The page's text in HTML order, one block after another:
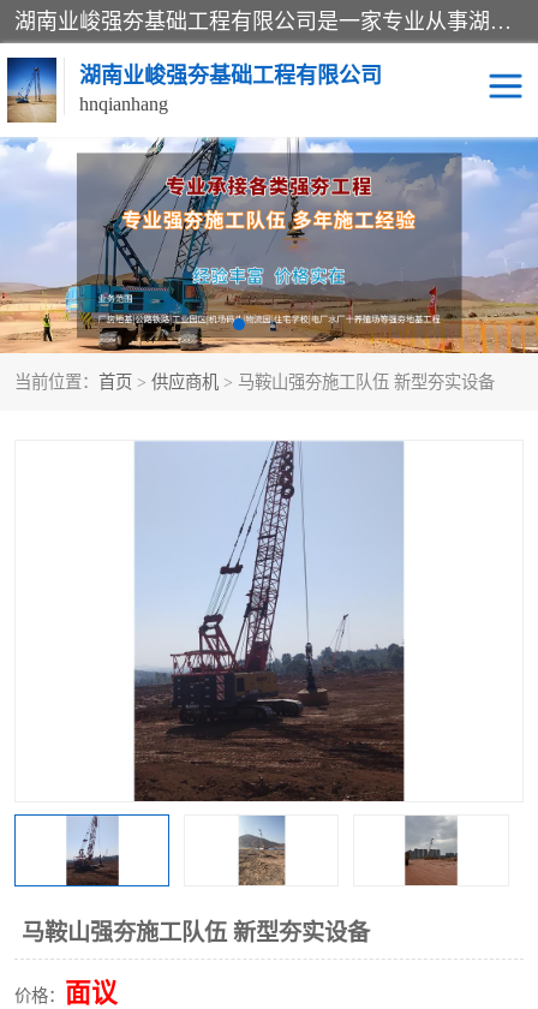
湖南业峻强夯基础工程有限公司是一家专业从事湖南强夯基础工程、强夯机租赁，地基处理的施工单位。业务覆盖：湖南、广东，江西等地。可承接1000KN.m-25000KN.m强夯（置换）工程。公司创始人是国内较早期从事强夯施工的建设者，经过多年的一步一个脚印的发展，在行业内具有较高的度和良好的口碑。
湖南业峻强夯基础工程有限公司
hnqianhang
当前位置： 首页 > 供应商机 > 马鞍山强夯施工队伍 新型夯实设备
马鞍山强夯施工队伍 新型夯实设备
价格： 面议
强夯施工案例 强夯机租赁
强夯施工工程 强夯施工队伍
强夯队伍